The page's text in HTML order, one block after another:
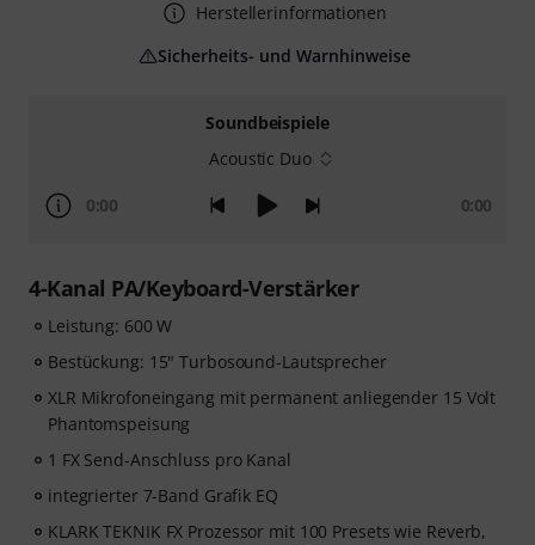
Soundbeispiele
Acoustic Duo
0:00 0:00
4-Kanal PA/Keyboard-Verstärker
Leistung: 600 W
Bestückung: 15" Turbosound-Lautsprecher
XLR Mikrofoneingang mit permanent anliegender 15 Volt
Phantomspeisung
1 FX Send-Anschluss pro Kanal
integrierter 7-Band Grafik EQ
KLARK TEKNIK FX Prozessor mit 100 Presets wie Reverb,
Herstellerinformationen
Sicherheits- und Warnhinweise